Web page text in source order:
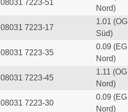
08031 7223-51
Nord)
08031 7223-17
1.01 (OG
Süd)
08031 7223-35
0.09 (EG
Nord)
08031 7223-45
1.11 (OG
Nord)
08031 7223-30
0.09 (EG
Nord)